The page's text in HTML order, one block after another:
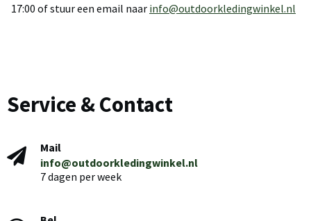
17:00 of stuur een email naar info@outdoorkledingwinkel.nl
Service & Contact
Mail
info@outdoorkledingwinkel.nl
7 dagen per week